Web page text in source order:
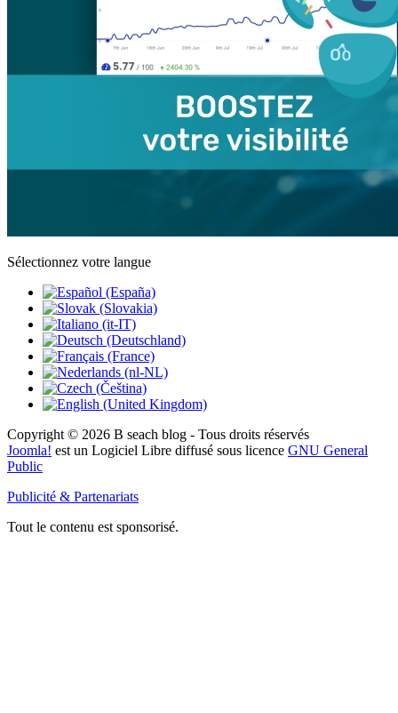
Sélectionnez votre langue
Copyright © 2026 B seach blog - Tous droits réservés
Joomla! est un Logiciel Libre diffusé sous licence GNU General
Public
Publicité & Partenariats
Tout le contenu est sponsorisé.